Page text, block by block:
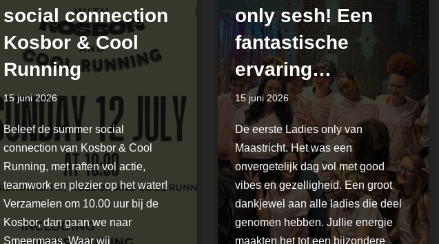
social connection
Kosbor & Cool
Running
15 juni 2026
Beleef de summer social
connection van Kosbor & Cool
Running, met raften vol actie,
teamwork en plezier op het water!
Verzamelen om 10.00 uur bij de
Kosbor, dan gaan we naar
Smeermaas. Waar wij
only sesh! Een
fantastische
ervaring…
15 juni 2026
De eerste Ladies only van
Maastricht. Het was een
onvergetelijk dag vol met good
vibes en gezelligheid. Een groot
dankjewel aan alle ladies die deel
genomen hebben. Jullie energie
maakten het tot een bijzondere